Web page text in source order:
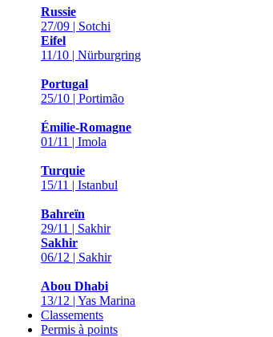
Russie
27/09 | Sotchi
Eifel
11/10 | Nürburgring
Portugal
25/10 | Portimão
Émilie-Romagne
01/11 | Imola
Turquie
15/11 | Istanbul
Bahreïn
29/11 | Sakhir
Sakhir
06/12 | Sakhir
Abou Dhabi
13/12 | Yas Marina
Classements
Permis à points